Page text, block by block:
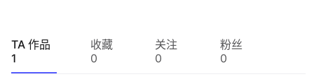
TA 作品
1
收藏
0
关注
0
粉丝
0